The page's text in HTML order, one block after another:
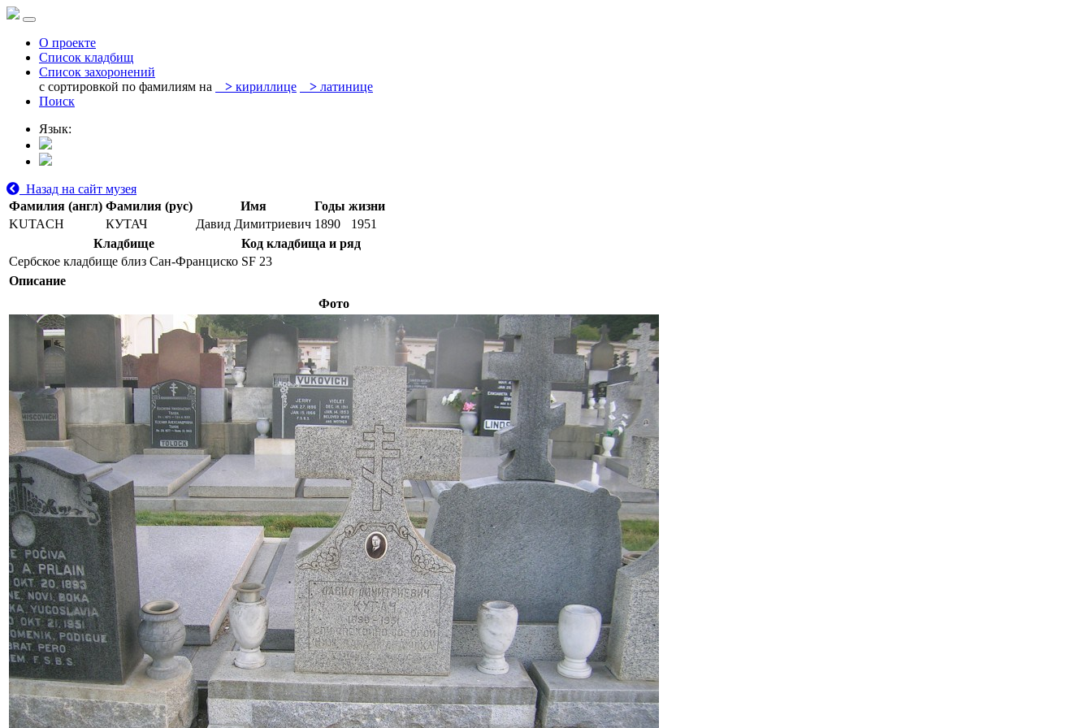
О проекте
Список кладбищ
Список захоронений
с сортировкой по фамилиям на
> кириллице > латинице
Поиск
Язык:
Назад на сайт музея
Фамилия (англ) Фамилия (рус) Имя
Годы жизни
KUTACH
КУТАЧ Давид Димитриевич 1890
1951
Кладбище
Код кладбища и ряд
Сербское кладбище близ Сан-Франциско SF 23
Описание
Фото